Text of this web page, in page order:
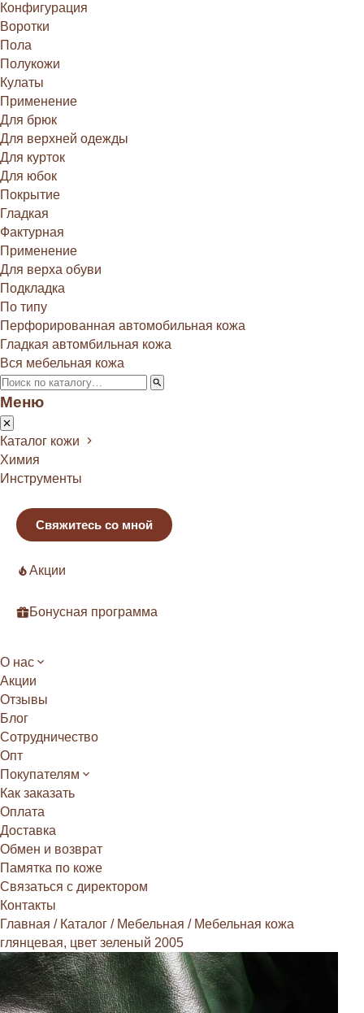
Конфигурация
Воротки
Пола
Полукожи
Кулаты
Применение
Для брюк
Для верхней одежды
Для курток
Для юбок
Покрытие
Гладкая
Фактурная
Применение
Для верха обуви
Подкладка
По типу
Перфорированная автомобильная кожа
Гладкая автомбильная кожа
Вся мебельная кожа
Меню
Каталог кожи
Химия
Инструменты
Свяжитесь со мной
Акции
Бонусная программа
О нас
Акции
Отзывы
Блог
Сотрудничество
Опт
Покупателям
Как заказать
Оплата
Доставка
Обмен и возврат
Памятка по коже
Связаться с директором
Контакты
Главная / Каталог / Мебельная / Мебельная кожа
глянцевая, цвет зеленый 2005